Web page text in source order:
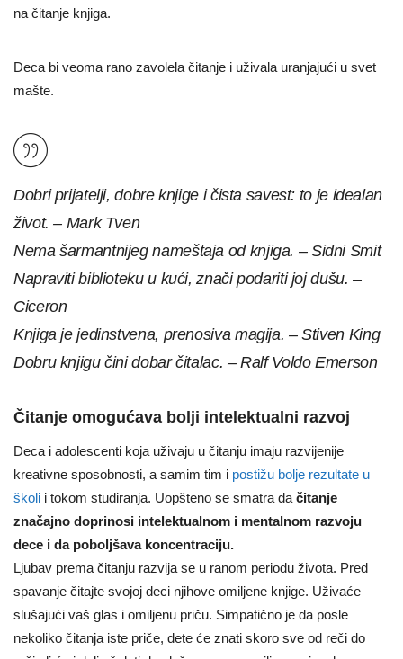
na čitanje knjiga.
Deca bi veoma rano zavolela čitanje i uživala uranjajući u svet
mašte.
Dobri prijatelji, dobre knjige i čista savest: to je idealan
život. – Mark Tven
Nema šarmantnijeg nameštaja od knjiga. – Sidni Smit
Napraviti biblioteku u kući, znači podariti joj dušu. –
Ciceron
Knjiga je jedinstvena, prenosiva magija. – Stiven King
Dobru knjigu čini dobar čitalac. – Ralf Voldo Emerson
Čitanje omogućava bolji intelektualni razvoj
Deca i adolescenti koja uživaju u čitanju imaju razvijenije
kreativne sposobnosti, a samim tim i postižu bolje rezultate u
školi i tokom studiranja. Uopšteno se smatra da čitanje
značajno doprinosi intelektualnom i mentalnom razvoju
dece i da poboljšava koncentraciju.
Ljubav prema čitanju razvija se u ranom periodu života. Pred
spavanje čitajte svojoj deci njihove omiljene knjige. Uživaće
slušajući vaš glas i omiljenu priču. Simpatično je da posle
nekoliko čitanja iste priče, dete će znati skoro sve od reči do